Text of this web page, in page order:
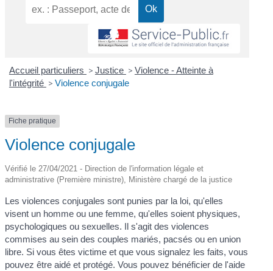
Accueil particuliers > Justice > Violence - Atteinte à
l'intégrité > Violence conjugale
Fiche pratique
Violence conjugale
Vérifié le 27/04/2021 - Direction de l'information légale et
administrative (Première ministre), Ministère chargé de la justice
Les violences conjugales sont punies par la loi, qu'elles
visent un homme ou une femme, qu'elles soient physiques,
psychologiques ou sexuelles. Il s'agit des violences
commises au sein des couples mariés, pacsés ou en union
libre. Si vous êtes victime et que vous signalez les faits, vous
pouvez être aidé et protégé. Vous pouvez bénéficier de l'aide